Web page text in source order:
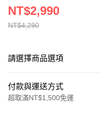
NT$4,290
NT$2,990
請選擇商品選項
付款與運送方式
超取滿NT$1,500免運